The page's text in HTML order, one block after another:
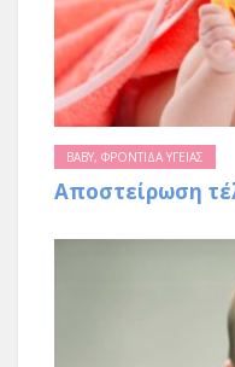
BABY, ΦΡΟΝΤΙΔΑ ΥΓΕΙΑΣ
Αποστείρωση